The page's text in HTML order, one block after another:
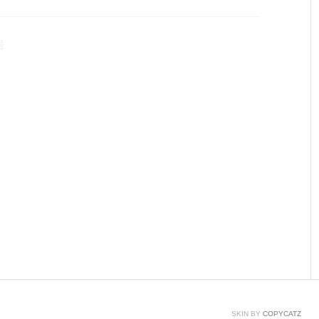
에 맞는대로 설치. Adblock은 올바른 URL이 아니라고,
SKIN BY COPYCATZ